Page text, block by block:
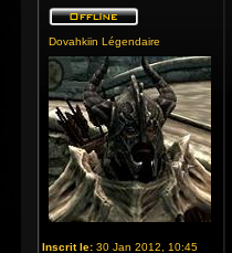
Dovahkiin Légendaire
Inscrit le: 30 Jan 2012, 10:45